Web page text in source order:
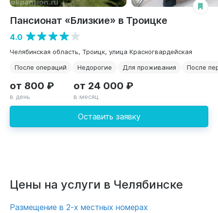
Пансионат «Близкие» в Троицке
4.0
Челябинская область, Троицк, улица Красногвардейская
После операций
Недорогие Для проживания После
Оставить заявку
от 800 ₽
в день
от 24 000 ₽
в месяц
Цены на услуги в Челябинске
Размещение в 2-х местных номерах